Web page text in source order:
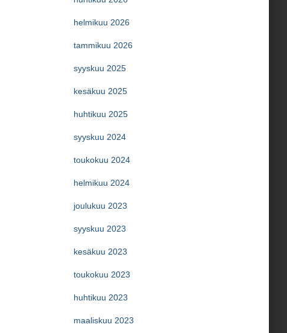
helmikuu 2026
tammikuu 2026
syyskuu 2025
kesäkuu 2025
huhtikuu 2025
syyskuu 2024
toukokuu 2024
helmikuu 2024
joulukuu 2023
syyskuu 2023
kesäkuu 2023
toukokuu 2023
huhtikuu 2023
maaliskuu 2023